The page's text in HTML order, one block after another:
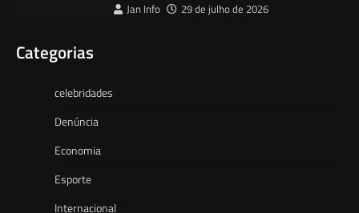
Jan Info 29 de julho de 2026
Categorias
celebridades
Denúncia
Economia
Esporte
Internacional